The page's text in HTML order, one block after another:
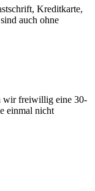
Kreditkarte,
auch ohne
wir freiwillig eine 30-
einmal nicht